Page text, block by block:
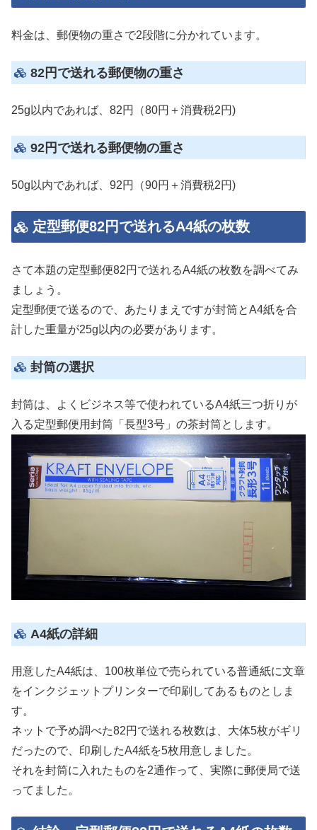
料金は、郵便物の重さで2段階に分かれています。
82円で送れる郵便物の重さ
25g以内であれば、82円（80円＋消費税2円)
92円で送れる郵便物の重さ
50g以内であれば、92円（90円＋消費税2円)
定型郵便82円で送れるA4紙の枚数
さて本題の定型郵便82円で送れるA4紙の枚数を調べてみ
ましょう。
定型郵便で送るので、あたりまえですが封筒とA4紙を合
計した重量が25g以内の必要があります。
封筒の選択
封筒は、よくビジネス等で使われているA4紙三つ折りが
入る定型郵便用封筒「長型3号」の茶封筒とします。
A4紙の詳細
用意したA4紙は、100枚単位で売られている普通紙に文章
をインクジェットプリンターで印刷してあるものとしま
す。
ネットで予め調べた82円で送れる枚数は、大体5枚がギリ
だったので、印刷したA4紙を5枚用意しました。
それを封筒に入れたものを2通作って、実際に郵便局で送
ってました。